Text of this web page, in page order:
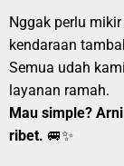
Nggak perlu
kendaraan
Semua udah
layanan ramah.
Mau simple?
ribet. 🚐✨